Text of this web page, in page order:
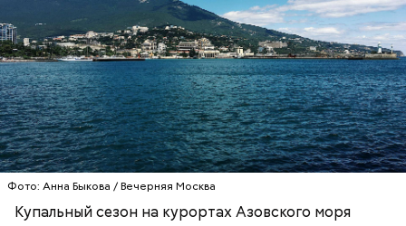
Фото: Анна Быкова / Вечерняя Москва
Купальный сезон на курортах Азовского моря
Синоптик отметил, что в Сочи, Феодосии, Алуште,
Ялте вода пока прогрелась лишь до 17 градусов
тепла, в Туапсе — до 18 градусов, а в Евпатории —
до 19 градусов.
ЧЕРНОЕ МОРЕ
ПОГОДА
КУПАЛЬНЫЙ СЕЗОН